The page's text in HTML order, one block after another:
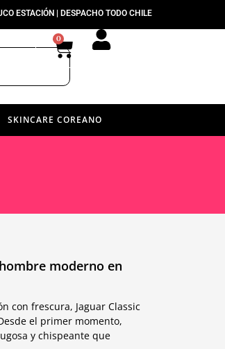
ESTACIÓN | DESPACHO TODO CHILE
0
SKINCARE COREANO
moderno en
con frescura, Jaguar Classic
el primer momento,
y chispeante que